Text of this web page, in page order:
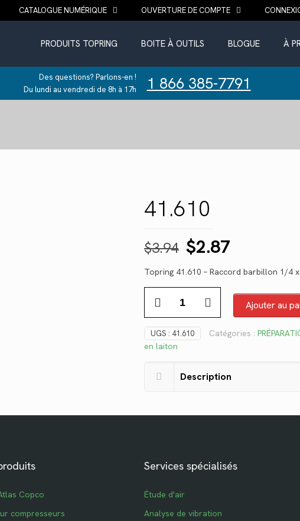
CATALOGUE NUMÉRIQUE OUVERTURE DE COMPTE
PRODUITS TOPRING BOITE À OUTILS BLOGUE À
Des questions? Parlons-en !
Du lundi au vendredi de 8h à 17h
1 866 385-7791
41.610
$3.94 Le
prix
initial
était :
$3.94.
$2.87
prix
actuel
est :
$2.87.
Topring 41.610 – Raccord barbillon 1/4 x
41.610
Ajouter au
UGS : 41.610 Catégories :
en laiton
Description
Copco
compresseurs
Services spécialisés
Étude d'air
Analyse de vibration